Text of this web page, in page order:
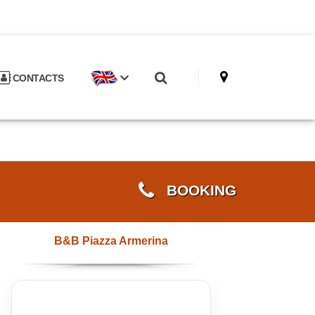
CONTACTS
BOOKING
B&B Piazza Armerina